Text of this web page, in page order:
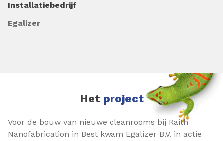
Installatiebedrijf
Egalizer
Het project
Voor de bouw van nieuwe cleanrooms bij Raith
Nanofabrication in Best kwam Egalizer B.V. in actie